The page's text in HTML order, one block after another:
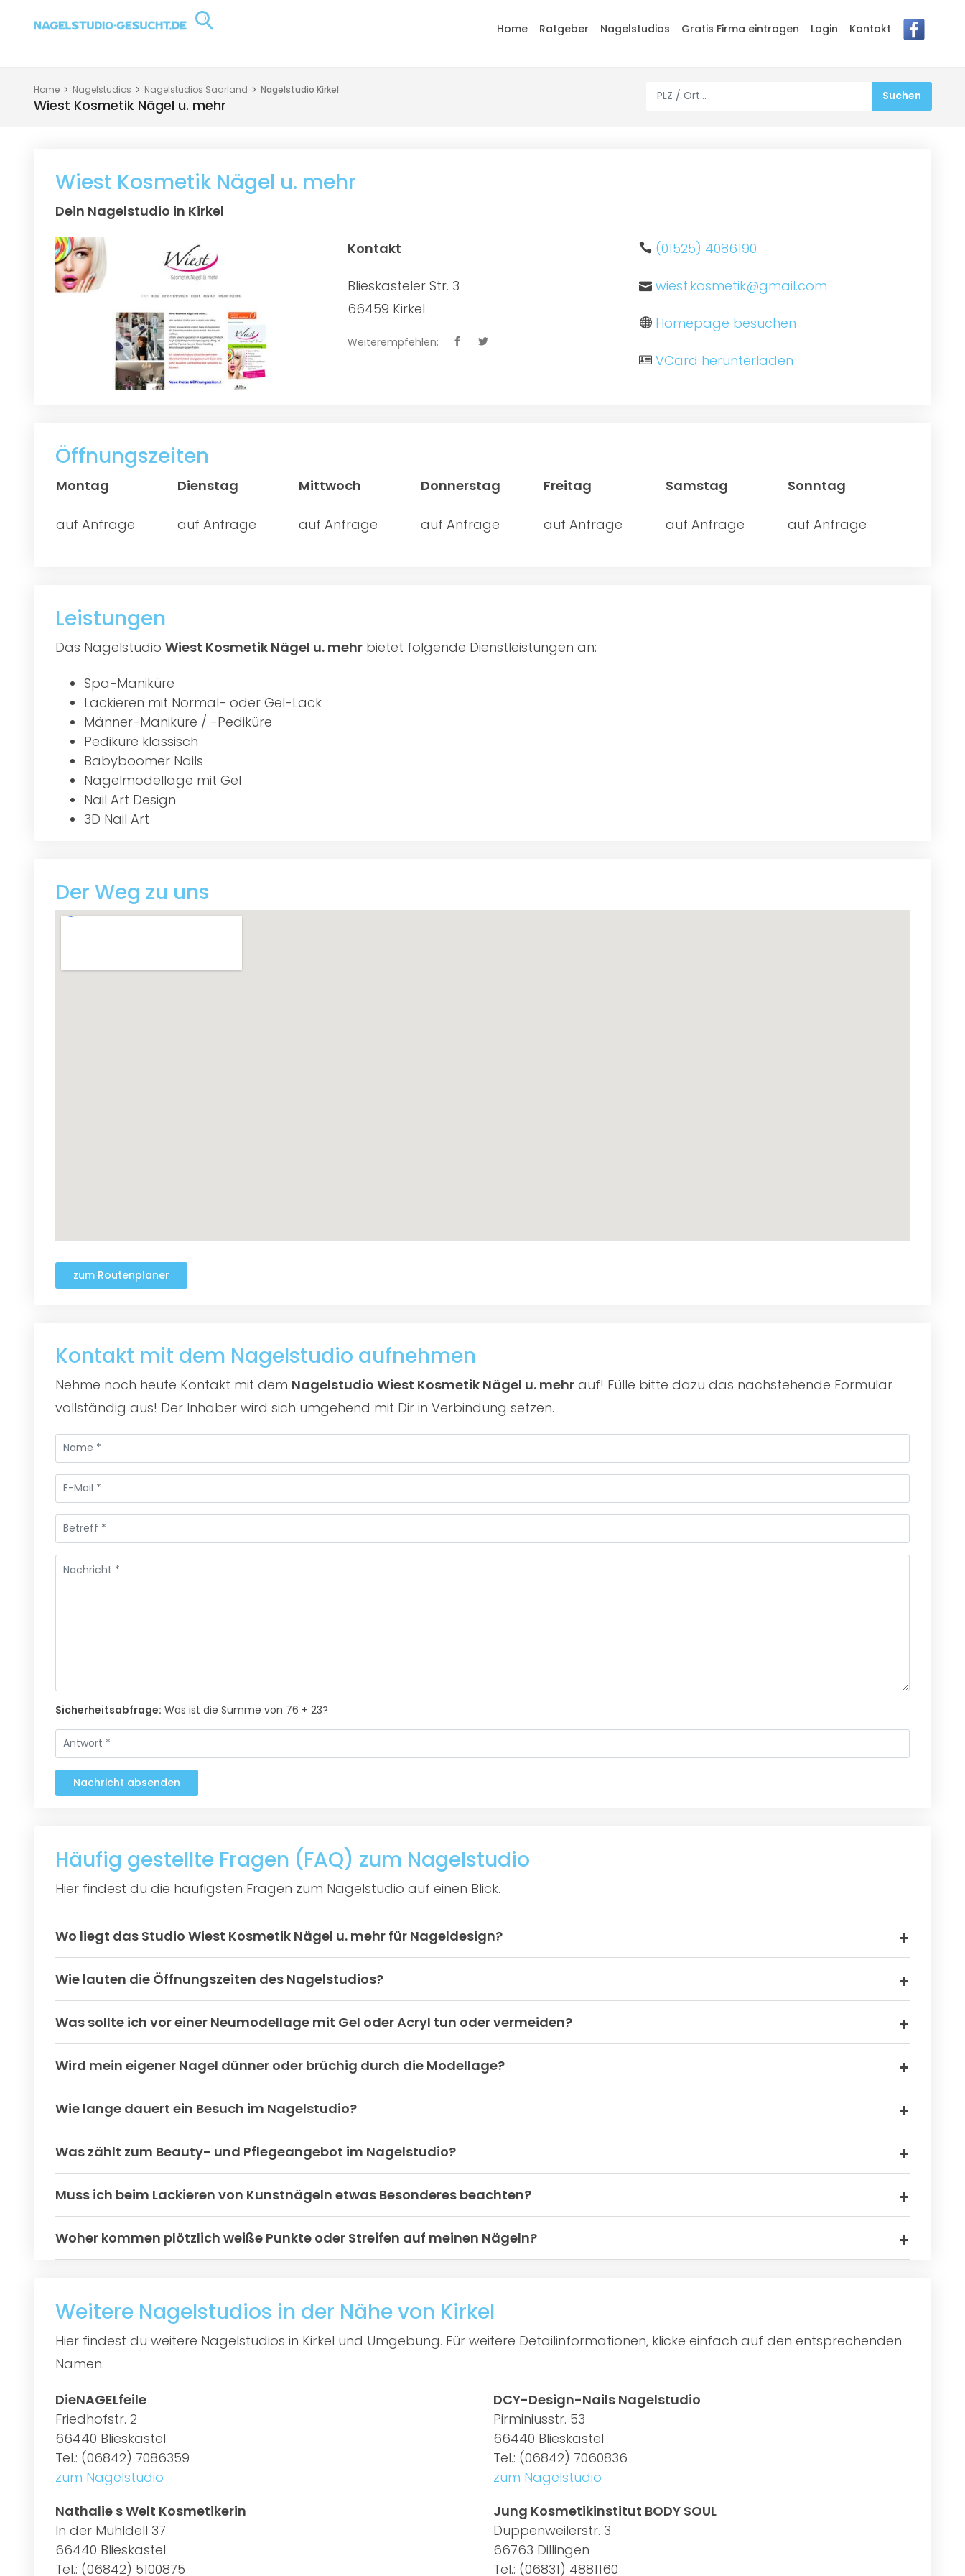
Home Ratgeber Nagelstudios Gratis Firma eintragen Login Kontakt
Home Nagelstudios Nagelstudios Saarland Nagelstudio Kirkel
Wiest Kosmetik Nägel u. mehr
Wiest Kosmetik Nägel u. mehr
Dein Nagelstudio in Kirkel
Kontakt
Blieskasteler Str. 3
66459 Kirkel
Weiterempfehlen:
(01525) 4086190
wiest.kosmetik@gmail.com
Homepage besuchen
VCard herunterladen
Öffnungszeiten
Montag Dienstag Mittwoch Donnerstag Freitag Samstag Sonntag
auf Anfrage auf Anfrage auf Anfrage auf Anfrage auf Anfrage auf Anfrage auf Anfrage
Leistungen
Das Nagelstudio Wiest Kosmetik Nägel u. mehr bietet folgende Dienstleistungen an:
Spa-Maniküre
Lackieren mit Normal- oder Gel-Lack
Männer-Maniküre / -Pediküre
Pediküre klassisch
Babyboomer Nails
Nagelmodellage mit Gel
Nail Art Design
3D Nail Art
Der Weg zu uns
zum Routenplaner
Kontakt mit dem Nagelstudio aufnehmen
Nehme noch heute Kontakt mit dem Nagelstudio Wiest Kosmetik Nägel u. mehr auf! Fülle bitte dazu das nachstehende Formular
vollständig aus! Der Inhaber wird sich umgehend mit Dir in Verbindung setzen.
Sicherheitsabfrage: Was ist die Summe von 76 + 23?
Nachricht absenden
Häufig gestellte Fragen (FAQ) zum Nagelstudio
Hier findest du die häufigsten Fragen zum Nagelstudio auf einen Blick.
Wo liegt das Studio Wiest Kosmetik Nägel u. mehr für Nageldesign?
Wie lauten die Öffnungszeiten des Nagelstudios?
Was sollte ich vor einer Neumodellage mit Gel oder Acryl tun oder vermeiden?
Wird mein eigener Nagel dünner oder brüchig durch die Modellage?
Wie lange dauert ein Besuch im Nagelstudio?
Was zählt zum Beauty- und Pflegeangebot im Nagelstudio?
Muss ich beim Lackieren von Kunstnägeln etwas Besonderes beachten?
Woher kommen plötzlich weiße Punkte oder Streifen auf meinen Nägeln?
Weitere Nagelstudios in der Nähe von Kirkel
Hier findest du weitere Nagelstudios in Kirkel und Umgebung. Für weitere Detailinformationen, klicke einfach auf den entsprechenden
Namen.
DieNAGELfeile
Friedhofstr. 2
66440 Blieskastel
Tel.: (06842) 7086359
zum Nagelstudio
DCY-Design-Nails Nagelstudio
Pirminiusstr. 53
66440 Blieskastel
Tel.: (06842) 7060836
zum Nagelstudio
Nathalie s Welt Kosmetikerin
In der Mühldell 37
66440 Blieskastel
Tel.: (06842) 5100875
Jung Kosmetikinstitut BODY SOUL
Düppenweilerstr. 3
66763 Dillingen
Tel.: (06831) 4881160